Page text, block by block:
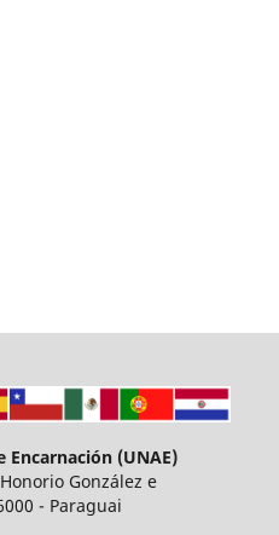
(UNAE)
González e
- Paraguai